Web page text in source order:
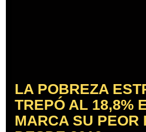
LA POBREZA
TREPÓ AL 18,8%
MARCA SU PEOR